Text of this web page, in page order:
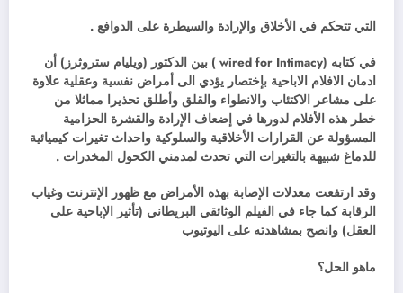
التي تتحكم في الأخلاق والإرادة والسيطرة على الدوافع .
في كتابه (wired for Intimacy ) بين الدكتور (ويليام ستروثرز) أن
ادمان الافلام الاباحية بإختصار يؤدي الى أمراض نفسية وعقلية علاوة
على مشاعر الاكتئاب والانطواء والقلق وأطلق تحذيرا مماثلا من
خطر هذه الأفلام لدورها في إضعاف الإرادة والقشرة الحزامية
المسؤولة عن القرارات الأخلاقية والسلوكية واحداث تغيرات كيميائية
للدماغ شبيهة بالتغيرات التي تحدث لمدمني الكحول المخدرات .
وقد ارتفعت معدلات الإصابة بهذه الأمراض مع ظهور الإنترنت وغياب
الرقابة كما جاء في الفيلم الوثائقي البريطاني (تأثير الإباحية على
العقل) وانصح بمشاهدته على اليوتيوب
ماهو الحل؟